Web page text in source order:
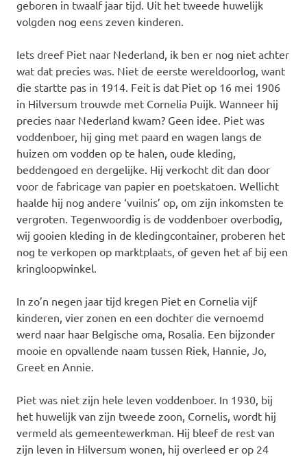
geboren in twaalf jaar tijd. Uit het tweede huwelijk
volgden nog eens zeven kinderen.
Iets dreef Piet naar Nederland, ik ben er nog niet achter
wat dat precies was. Niet de eerste wereldoorlog, want
die startte pas in 1914. Feit is dat Piet op 16 mei 1906
in Hilversum trouwde met Cornelia Puijk. Wanneer hij
precies naar Nederland kwam? Geen idee. Piet was
voddenboer, hij ging met paard en wagen langs de
huizen om vodden op te halen, oude kleding,
beddengoed en dergelijke. Hij verkocht dit dan door
voor de fabricage van papier en poetskatoen. Wellicht
haalde hij nog andere ‘vuilnis’ op, om zijn inkomsten te
vergroten. Tegenwoordig is de voddenboer overbodig,
wij gooien kleding in de kledingcontainer, proberen het
nog te verkopen op marktplaats, of geven het af bij een
kringloopwinkel.
In zo’n negen jaar tijd kregen Piet en Cornelia vijf
kinderen, vier zonen en een dochter die vernoemd
werd naar haar Belgische oma, Rosalia. Een bijzonder
mooie en opvallende naam tussen Riek, Hannie, Jo,
Greet en Annie.
Piet was niet zijn hele leven voddenboer. In 1930, bij
het huwelijk van zijn tweede zoon, Cornelis, wordt hij
vermeld als gemeentewerkman. Hij bleef de rest van
zijn leven in Hilversum wonen, hij overleed er op 24